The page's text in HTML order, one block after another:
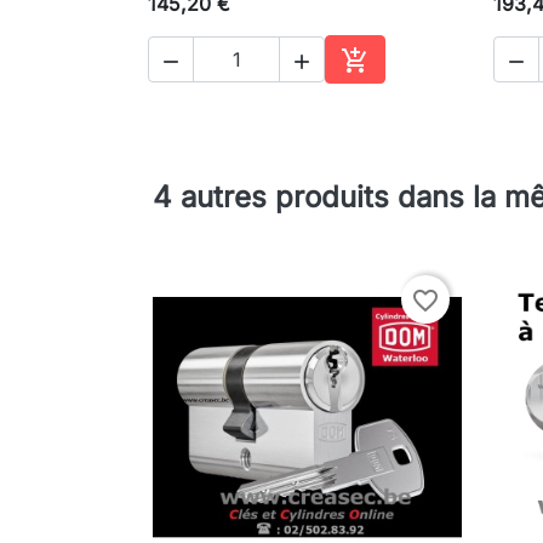
  
Ajouter au panier

4 autres produits dans la
favorite_border